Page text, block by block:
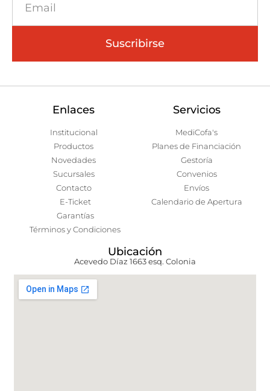
Suscribirse
Enlaces
Institucional
Productos
Novedades
Sucursales
Contacto
E-Ticket
Garantías
Términos y Condiciones
Servicios
MediCofa's
Planes de Financiación
Gestoría
Convenios
Envíos
Calendario de Apertura
Ubicación
Acevedo Díaz 1663 esq. Colonia